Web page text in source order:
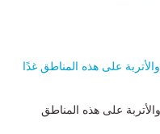
على هذه المناطق